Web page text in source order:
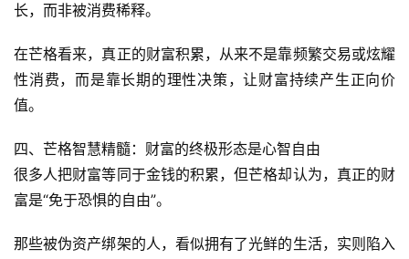
提
词
开
代
码
用
长，而非被消费稀释。
在芒格看来，真正的财富积累，从来不是靠频繁交易或炫耀
性消费，而是靠长期的理性决策，让财富持续产生正向价
值。
四、芒格智慧精髓：财富的终极形态是心智自由
很多人把财富等同于金钱的积累，但芒格却认为，真正的财
富是“免于恐惧的自由”。
那些被伪资产绑架的人，看似拥有了光鲜的生活，实则陷入